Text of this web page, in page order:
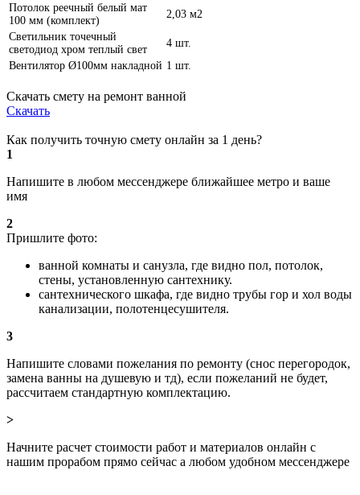
Потолок реечный белый мат
100 мм (комплект)
2,03 м2
Светильник точечный
светодиод хром теплый свет
4 шт.
Вентилятор Ø100мм накладной 1 шт.
Скачать смету на ремонт ванной
Скачать
Как получить точную смету онлайн за 1 день?
1
Напишите в любом мессенджере ближайшее метро и ваше
имя
2
Пришлите фото:
ванной комнаты и санузла, где видно пол, потолок,
стены, установленную сантехнику.
сантехнического шкафа, где видно трубы гор и хол воды
канализации, полотенцесушителя.
3
Напишите словами пожелания по ремонту (снос перегородок,
замена ванны на душевую и тд), если пожеланий не будет,
рассчитаем стандартную комплектацию.
>
Начните расчет стоимости работ и материалов онлайн с
нашим прорабом прямо сейчас а любом удобном мессенджере